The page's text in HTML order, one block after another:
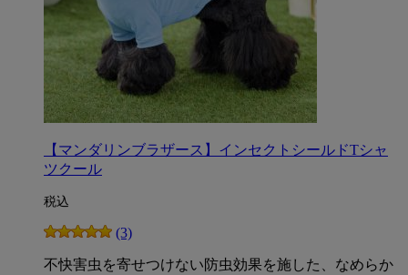
【マンダリンブラザース】インセクトシールドTシャ
ツクール
税込
(3)
不快害虫を寄せつけない防虫効果を施した、なめらか